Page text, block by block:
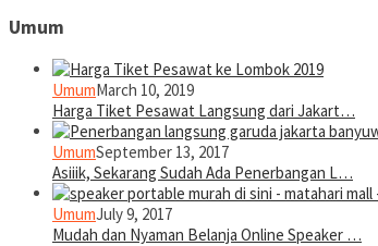
Umum
UmumMarch 10, 2019
Harga Tiket Pesawat Langsung dari Jakart…
UmumSeptember 13, 2017
Asiiik, Sekarang Sudah Ada Penerbangan L…
UmumJuly 9, 2017
Mudah dan Nyaman Belanja Online Speaker …